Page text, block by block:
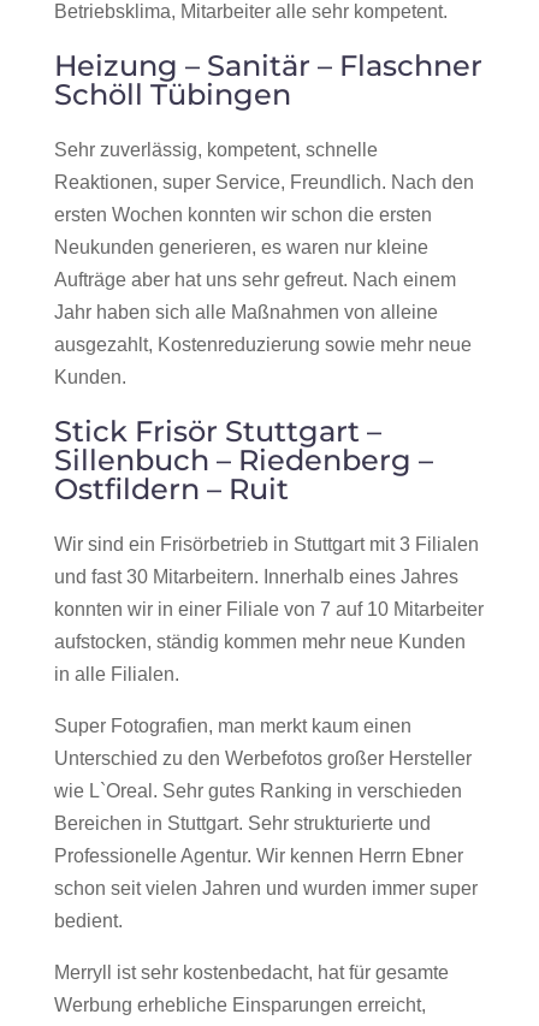
Betriebsklima, Mitarbeiter alle sehr kompetent.
Heizung – Sanitär – Flaschner
Schöll Tübingen
Sehr zuverlässig, kompetent, schnelle
Reaktionen, super Service, Freundlich. Nach den
ersten Wochen konnten wir schon die ersten
Neukunden generieren, es waren nur kleine
Aufträge aber hat uns sehr gefreut. Nach einem
Jahr haben sich alle Maßnahmen von alleine
ausgezahlt, Kostenreduzierung sowie mehr neue
Kunden.
Stick Frisör Stuttgart –
Sillenbuch – Riedenberg –
Ostfildern – Ruit
Wir sind ein Frisörbetrieb in Stuttgart mit 3 Filialen
und fast 30 Mitarbeitern. Innerhalb eines Jahres
konnten wir in einer Filiale von 7 auf 10 Mitarbeiter
aufstocken, ständig kommen mehr neue Kunden
in alle Filialen.
Super Fotografien, man merkt kaum einen
Unterschied zu den Werbefotos großer Hersteller
wie L`Oreal. Sehr gutes Ranking in verschieden
Bereichen in Stuttgart. Sehr strukturierte und
Professionelle Agentur. Wir kennen Herrn Ebner
schon seit vielen Jahren und wurden immer super
bedient.
Merryll ist sehr kostenbedacht, hat für gesamte
Werbung erhebliche Einsparungen erreicht,